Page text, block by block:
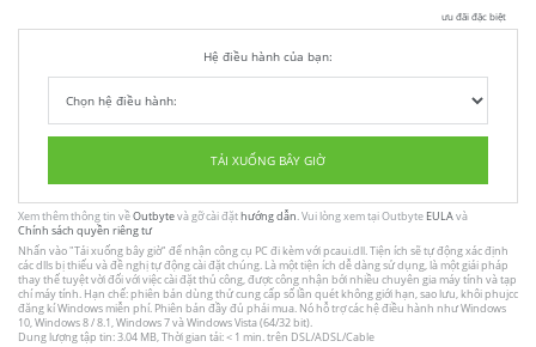
ưu đãi đặc biệt
Hệ điều hành của bạn:
TẢI XUỐNG BÂY GIỜ
Xem thêm thông tin vềOutbytevà gỡ cài đặthướng dẫn. Vui lòng xem tại Outbyte EULAvà
Chính sách quyền riêng tư
Nhấn vào"Tải xuống bây giờ" để nhận công cụ PC đi kèm với pcaui.dll. Tiện ích sẽ tự động xác định
các dlls bị thiếu và đề nghị tự động cài đặt chúng. Là một tiện ích dễ dàng sử dụng, là một giải pháp
thay thế tuyệt vời đối với việc cài đặt thủ công, được công nhận bởi nhiều chuyên gia máy tính và tạp
chí máy tính. Hạn chế: phiên bản dùng thử cung cấp số lần quét không giới hạn, sao lưu, khôi phujcc
đăng kí Windows miễn phí. Phiên bản đầy đủ phải mua. Nó hỗ trợ các hệ điều hành như Windows
10, Windows 8 / 8.1, Windows 7 và Windows Vista (64/32 bit).
Dung lượng tập tin: 3.04 MB, Thời gian tải: < 1 min. trên DSL/ADSL/Cable